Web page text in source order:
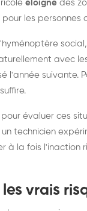
éloigné des
pour les personnes
avec
l'année suivante.
évaluer ces
technicien
à la fois l'inaction
vrais